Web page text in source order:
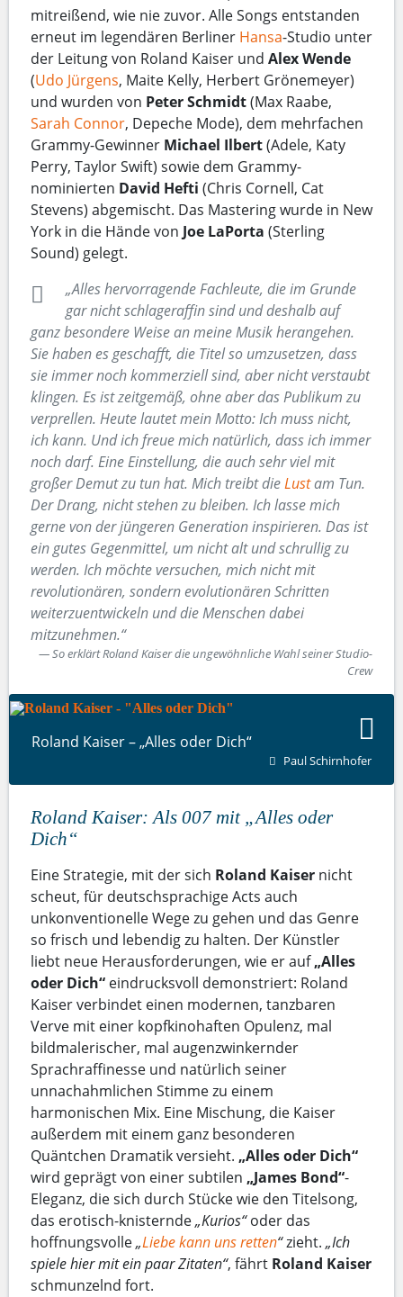
mitreißend, wie nie zuvor. Alle Songs entstanden
erneut im legendären Berliner Hansa-Studio unter
der Leitung von Roland Kaiser und Alex Wende
(Udo Jürgens, Maite Kelly, Herbert Grönemeyer)
und wurden von Peter Schmidt(Max Raabe,
Sarah Connor, Depeche Mode), dem mehrfachen
Grammy-Gewinner Michael Ilbert(Adele, Katy
Perry, Taylor Swift) sowie dem Grammy-
nominierten David Hefti (Chris Cornell, Cat
Stevens) abgemischt. Das Mastering wurde in New
York in die Hände von Joe LaPorta (Sterling
Sound) gelegt.
„Alles hervorragende Fachleute, die im Grunde
gar nicht schlageraffin sind und deshalb auf
ganz besondere Weise an meine Musik herangehen.
Sie haben es geschafft, die Titel so umzusetzen, dass
sie immer noch kommerziell sind, aber nicht verstaubt
klingen. Es ist zeitgemäß, ohne aber das Publikum zu
verprellen. Heute lautet mein Motto: Ich muss nicht,
ich kann. Und ich freue mich natürlich, dass ich immer
noch darf. Eine Einstellung, die auch sehr viel mit
großer Demut zu tun hat. Mich treibt dieLustam Tun.
Der Drang, nicht stehen zu bleiben. Ich lasse mich
gerne von der jüngeren Generation inspirieren. Das ist
ein gutes Gegenmittel, um nicht alt und schrullig zu
werden. Ich möchte versuchen, mich nicht mit
revolutionären, sondern evolutionären Schritten
weiterzuentwickeln und die Menschen dabei
mitzunehmen.“
So erklärt Roland Kaiser die ungewöhnliche Wahl seiner Studio-
Crew
Roland Kaiser – „Alles oder Dich“
Paul Schirnhofer
Roland Kaiser: Als 007 mit „Alles oder
Dich“
Eine Strategie, mit der sich Roland Kaiser nicht
scheut, für deutschsprachige Acts auch
unkonventionelle Wege zu gehen und das Genre
so frisch und lebendig zu halten. Der Künstler
liebt neue Herausforderungen, wie er auf„Alles
oder Dich“ eindrucksvoll demonstriert: Roland
Kaiser verbindet einen modernen, tanzbaren
Verve mit einer kopfkinohaften Opulenz, mal
bildmalerischer, mal augenzwinkernder
Sprachraffinesse und natürlich seiner
unnachahmlichen Stimme zu einem
harmonischen Mix. Eine Mischung, die Kaiser
außerdem mit einem ganz besonderen
Quäntchen Dramatik versieht. „Alles oder Dich“
wird geprägt von einer subtilen „James Bond“-
Eleganz, die sich durch Stücke wie den Titelsong,
das erotisch-knisternde„Kurios“oder das
hoffnungsvolle„Liebe kann uns retten“zieht. „Ich
spiele hier mit ein paar Zitaten“, fährt Roland Kaiser
schmunzelnd fort.